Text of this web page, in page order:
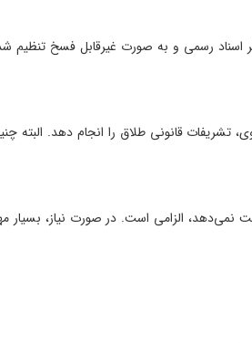
اسناد رسمی و به صورت غیرقابل فسخ تنظیم
قانونی طلاق را انجام دهد. البته
نمی‌دهد، الزامی است. در صورت نیاز، بسیار